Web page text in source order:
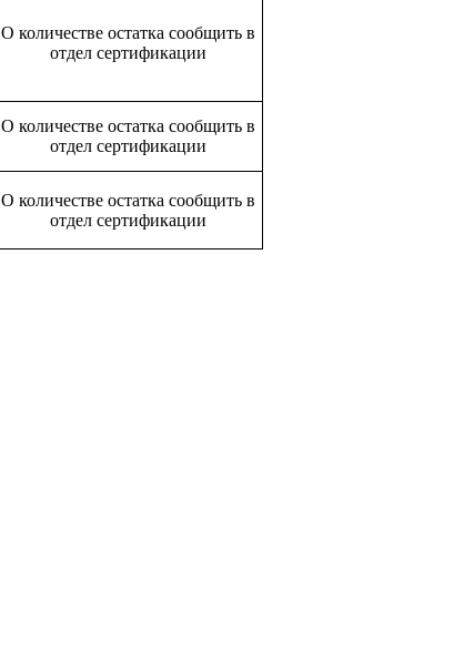
О количестве остатка сообщить в
отдел сертификации
О количестве остатка сообщить в
отдел сертификации
О количестве остатка сообщить в
отдел сертификации